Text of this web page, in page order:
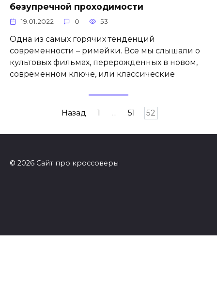
безупречной проходимости
19.01.2022 0 53
Одна из самых горячих тенденций
современности – римейки. Все мы слышали о
культовых фильмах, перерожденных в новом,
современном ключе, или классические
Назад 1 … 51 52
© 2026 Сайт про кроссоверы